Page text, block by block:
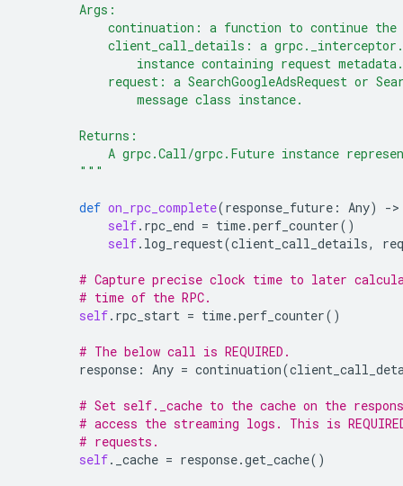
        Args:
continuation: a function to continue the
client_call_details: a
                instance containing request metadata.
request: a SearchGoogleAdsRequest or
                message class instance.
        Returns:
A grpc.Call/grpc.Future instance
        """
def on_rpc_complete(response_future : Any) -
self. rpc_end = time.perf_counter()
self. log_request(client_call_details,
# Capture precise clock time to later
# time of the RPC.
self. rpc_start = time.perf_counter()
# The below call is REQUIRED.
response : Any = continuation(
# Set self._cache to the cache on the
# access the streaming logs. This is
# requests.
self. _cache = response.get_cache()